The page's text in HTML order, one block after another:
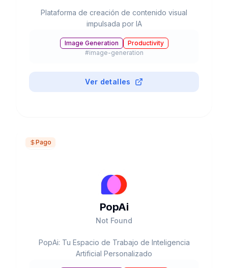
Plataforma de creación de contenido visual
impulsada por IA
Image Generation
Productivity
#image-generation
Ver detalles
Pago
PopAi
Not Found
PopAi: Tu Espacio de Trabajo de Inteligencia
Artificial Personalizado